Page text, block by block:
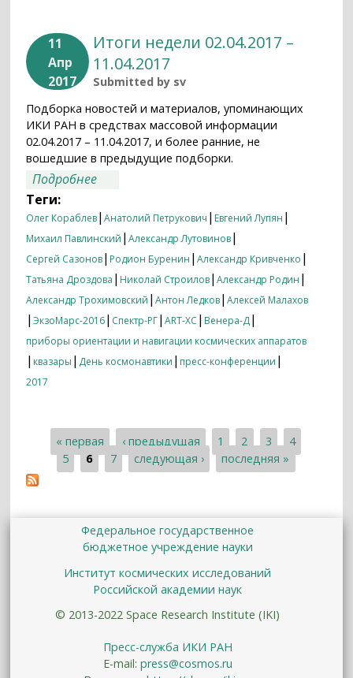
11
Апр
2017
Итоги недели 02.04.2017 –
11.04.2017
Submitted by sv
Подборка новостей и материалов, упоминающих
ИКИ РАН в средствах массовой информации
02.04.2017 – 11.04.2017, и более ранние, не
вошедшие в предыдущие подборки.
Подробнее
Теги:
Олег Кораблев|Анатолий Петрукович | Евгений Лупян |
Михаил Павлинский |Александр Лутовинов|
Сергей Сазонов| Родион Буренин |Александр Кривченко |
Татьяна Дроздова | Николай Строилов|Александр Родин |
Александр Трохимовский |Антон Ледков|Алексей Малахов
|ЭкзоМарс-2016| Спектр-РГ|ART-XC | Венера-Д|
приборы ориентации и навигации космических аппаратов
| квазары | День космонавтики | пресс-конференции |
2017
Страницы
« первая ‹ предыдущая 1 2 3
4
5
6 7 следующая › последняя »
Федеральное государственное
бюджетное учреждение науки
Институт космических исследований
Российской академии наук
© 2013-2022 Space Research Institute (IKI)
Пресс-служба ИКИ РАН
E-mail: press@cosmos.ru